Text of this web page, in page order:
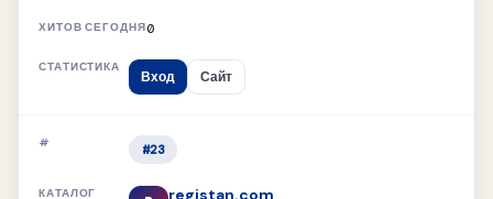
0
Вход Сайт
#23
registan.com